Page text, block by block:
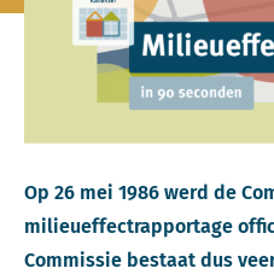
Op 26 mei 1986 werd de
milieueffectrapportage
Commissie bestaat dus